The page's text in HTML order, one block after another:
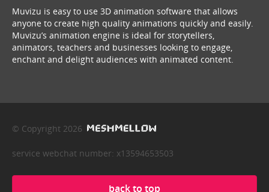
Muvizu is easy to use 3D animation software that allows
anyone to create high quality animations quickly and easily.
Muvizu’s animation engine is ideal for storytellers,
animators, teachers and businesses looking to engage,
enchant and delight audiences with animated content.
© Copyright 2026
service webchat number: x13594653503
back to top